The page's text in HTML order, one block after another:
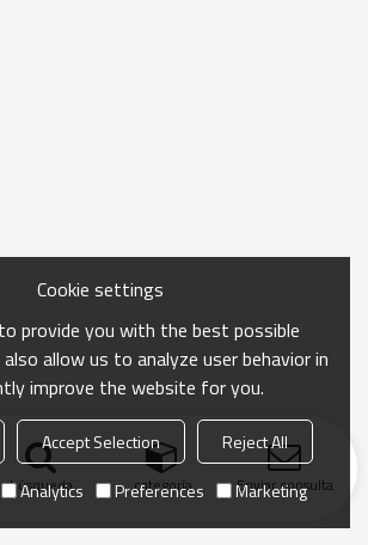
búsqueda categoría Enviar consulta
Cookie settings
provide you with the best possible
also allow us to analyze user behavior in
improve the website for you.
Accept Selection
Reject All
Analytics Preferences Marketing